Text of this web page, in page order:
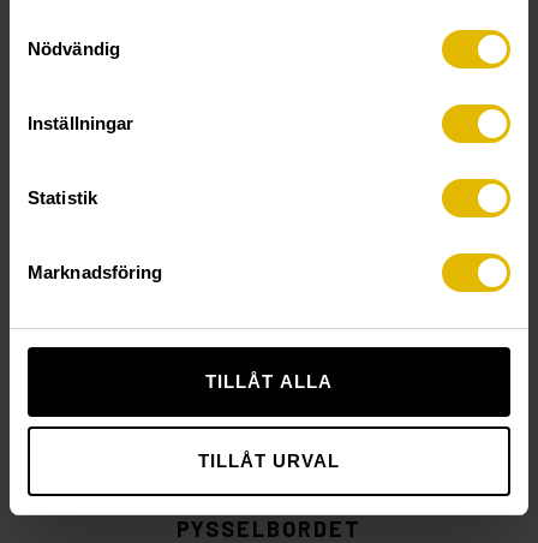
Nödvändig
Inställningar
Statistik
Marknadsföring
TILLÅT ALLA
TILLÅT URVAL
PYSSELBORDET